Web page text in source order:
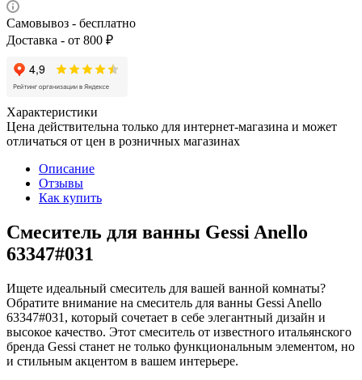
Самовывоз - бесплатно
Доставка - от 800 ₽
Характеристики
Цена действительна только для интернет-магазина и может
отличаться от цен в розничных магазинах
Описание
Отзывы
Как купить
Смеситель для ванны Gessi Anello
63347#031
Ищете идеальный смеситель для вашей ванной комнаты?
Обратите внимание на смеситель для ванны Gessi Anello
63347#031, который сочетает в себе элегантный дизайн и
высокое качество. Этот смеситель от известного итальянского
бренда Gessi станет не только функциональным элементом, но
и стильным акцентом в вашем интерьере.